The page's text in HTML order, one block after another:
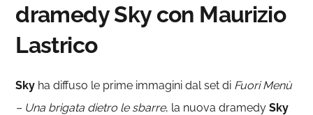
dramedy Sky con Maurizio
Lastrico
Sky ha diffuso le prime immagini dal set di Fuori Menù
– Una brigata dietro le sbarre, la nuova dramedySky